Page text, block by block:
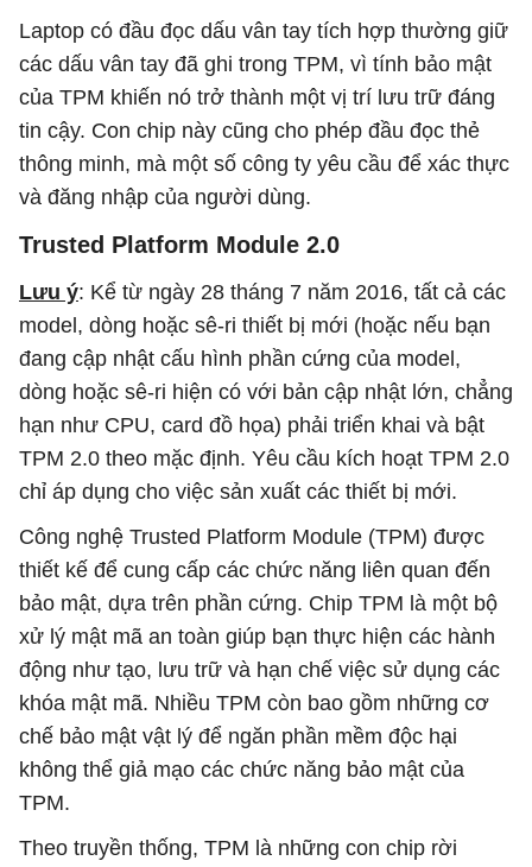
Laptop có đầu đọc dấu vân tay tích hợp thường giữ
các dấu vân tay đã ghi trong TPM, vì tính bảo mật
của TPM khiến nó trở thành một vị trí lưu trữ đáng
tin cậy. Con chip này cũng cho phép đầu đọc thẻ
thông minh, mà một số công ty yêu cầu để xác thực
và đăng nhập của người dùng.
Trusted Platform Module 2.0
Lưu ý: Kể từ ngày 28 tháng 7 năm 2016, tất cả các
model, dòng hoặc sê-ri thiết bị mới (hoặc nếu bạn
đang cập nhật cấu hình phần cứng của model,
dòng hoặc sê-ri hiện có với bản cập nhật lớn, chẳng
hạn như CPU, card đồ họa) phải triển khai và bật
TPM 2.0 theo mặc định. Yêu cầu kích hoạt TPM 2.0
chỉ áp dụng cho việc sản xuất các thiết bị mới.
Công nghệ Trusted Platform Module (TPM) được
thiết kế để cung cấp các chức năng liên quan đến
bảo mật, dựa trên phần cứng. Chip TPM là một bộ
xử lý mật mã an toàn giúp bạn thực hiện các hành
động như tạo, lưu trữ và hạn chế việc sử dụng các
khóa mật mã. Nhiều TPM còn bao gồm những cơ
chế bảo mật vật lý để ngăn phần mềm độc hại
không thể giả mạo các chức năng bảo mật của
TPM.
Theo truyền thống, TPM là những con chip rời